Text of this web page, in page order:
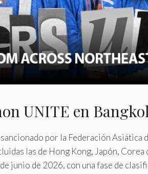
UNITE en
por la Federación Asiática
las de Hong Kong, Japón,
junio de 2026, con una fase de